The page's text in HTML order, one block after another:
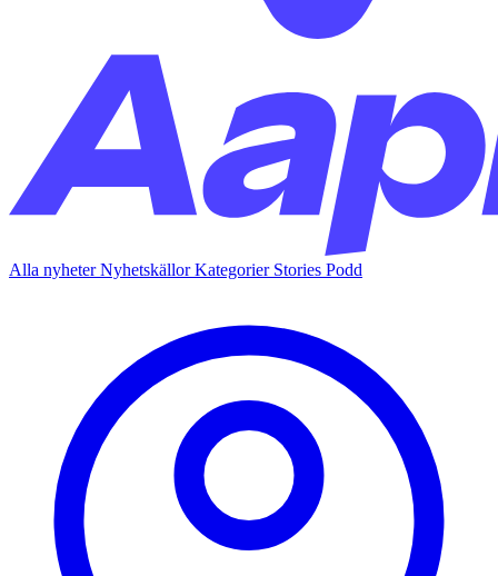
Alla nyheterNyhetskällorKategorier Stories Podd